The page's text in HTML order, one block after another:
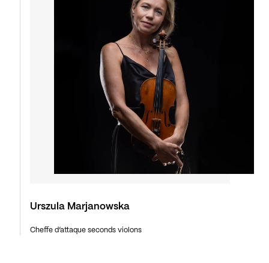
Urszula Marjanowska
Cheffe d’attaque seconds violons